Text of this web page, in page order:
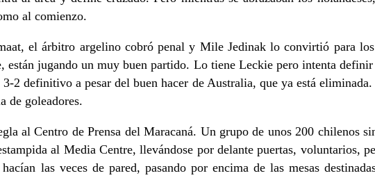
al comienzo.
el árbitro argelino cobró penal y Mile Jedinak lo convirtió para
están jugando un muy buen partido. Lo tiene Leckie pero intenta
2 definitivo a pesar del buen hacer de Australia, que ya está
de goleadores.
al Centro de Prensa del Maracaná. Un grupo de unos 200 chilenos
al Media Centre, llevándose por delante puertas, voluntarios,
las veces de pared, pasando por encima de las mesas